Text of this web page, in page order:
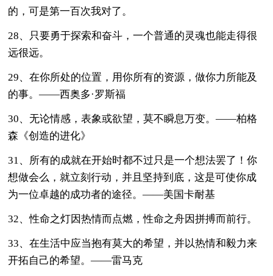
的，可是第一百次我对了。
28、只要勇于探索和奋斗，一个普通的灵魂也能走得很
远很远。
29、在你所处的位置，用你所有的资源，做你力所能及
的事。——西奥多·罗斯福
30、无论情感，表象或欲望，莫不瞬息万变。——柏格
森《创造的进化》
31、所有的成就在开始时都不过只是一个想法罢了！你
想做会么，就立刻行动，并且坚持到底，这是可使你成
为一位卓越的成功者的途径。——美国卡耐基
32、性命之灯因热情而点燃，性命之舟因拼搏而前行。
33、在生活中应当抱有莫大的希望，并以热情和毅力来
开拓自己的希望。——雷马克